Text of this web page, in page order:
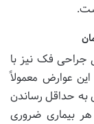
جراحی فک نیز با
عوارض معمولاً
به حداقل رساندن
هر بیماری ضروری